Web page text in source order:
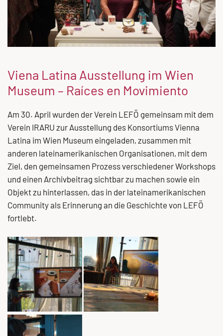
Viena Latina Ausstellung im Wien
Museum – Raíces en Movimiento
Am 30. April wurden der Verein LEFÖ gemeinsam mit dem
Verein IRARU zur Ausstellung des Konsortiums Vienna
Latina im Wien Museum eingeladen, zusammen mit
anderen lateinamerikanischen Organisationen, mit dem
Ziel, den gemeinsamen Prozess verschiedener Workshops
und einen Archivbeitrag sichtbar zu machen sowie ein
Objekt zu hinterlassen, das in der lateinamerikanischen
Community als Erinnerung an die Geschichte von LEFÖ
fortlebt.